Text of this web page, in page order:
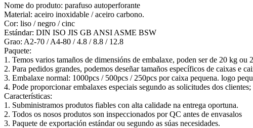
Nome do produto: parafuso autoperforante
Material: aceiro inoxidable / aceiro carbono.
Cor: liso / negro / cinc
Estándar: DIN ISO JIS GB ANSI ASME BSW
Grao: A2-70 / A4-80 / 4.8 / 8.8 / 12.8
Paquete:
1. Temos varios tamaños de dimensións de embalaxe, poden ser de 20 kg ou
2. Para pedidos grandes, podemos deseñar tamaños específicos de caixas e
3. Embalaxe normal: 1000pcs / 500pcs / 250pcs por caixa pequena. logo
4. Pode proporcionar embalaxes especiais segundo as solicitudes dos clientes;
Características:
1. Subministramos produtos fiables con alta calidade na entrega oportuna.
2. Todos os nosos produtos son inspeccionados por QC antes de envasalos
3. Paquete de exportación estándar ou segundo as súas necesidades.